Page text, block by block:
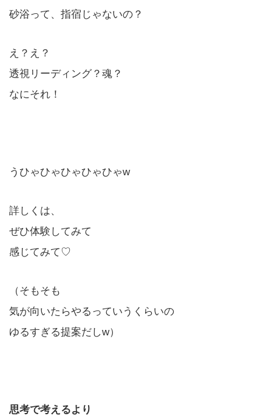
砂浴って、指宿じゃないの？
え？え？
透視リーディング？魂？
なにそれ！
うひゃひゃひゃひゃひゃw
詳しくは、
ぜひ体験してみて
感じてみて♡
（そもそも
気が向いたらやるっていうくらいの
ゆるすぎる提案だしw）
思考で考えるより